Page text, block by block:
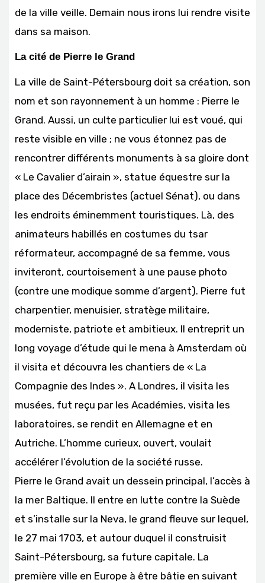
de la ville veille. Demain nous irons lui rendre visite
dans sa maison.
La cité de Pierre le Grand
La ville de Saint-Pétersbourg doit sa création, son
nom et son rayonnement à un homme : Pierre le
Grand. Aussi, un culte particulier lui est voué, qui
reste visible en ville ; ne vous étonnez pas de
rencontrer différents monuments à sa gloire dont
« Le Cavalier d’airain », statue équestre sur la
place des Décembristes (actuel Sénat), ou dans
les endroits éminemment touristiques. Là, des
animateurs habillés en costumes du tsar
réformateur, accompagné de sa femme, vous
inviteront, courtoisement à une pause photo
(contre une modique somme d’argent). Pierre fut
charpentier, menuisier, stratège militaire,
moderniste, patriote et ambitieux. Il entreprit un
long voyage d’étude qui le mena à Amsterdam où
il visita et découvra les chantiers de « La
Compagnie des Indes ». A Londres, il visita les
musées, fut reçu par les Académies, visita les
laboratoires, se rendit en Allemagne et en
Autriche. L’homme curieux, ouvert, voulait
accélérer l’évolution de la société russe.
Pierre le Grand avait un dessein principal, l’accès à
la mer Baltique. Il entre en lutte contre la Suède
et s’installe sur la Neva, le grand fleuve sur lequel,
le 27 mai 1703, et autour duquel il construisit
Saint-Pétersbourg, sa future capitale. La
première ville en Europe à être bâtie en suivant